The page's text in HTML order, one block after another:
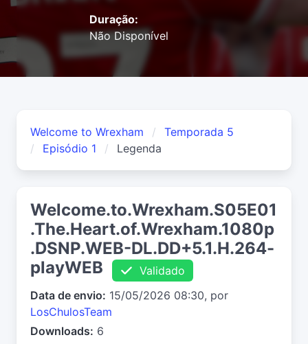
Duração:
Não Disponível
Welcome to Wrexham
Temporada 5
Episódio 1
Legenda
Welcome.to.Wrexham.S05E01
.The.Heart.of.Wrexham.1080p
.DSNP.WEB-DL.DD+5.1.H.264-
playWEB
Validado
Data de envio: 15/05/2026 08:30, por
LosChulosTeam
Downloads: 6